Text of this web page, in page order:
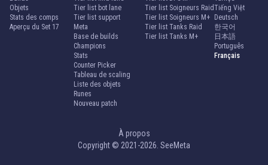
Objets
Stats des comps
Aperçu du Set 17
Tier list bot lane
Tier list support
Meta
Base de builds
Champions
Stats
Counter Picker
Tableau de scaling
Liste des objets
Runes
Nouveau patch
Tier list Soigneurs Raid
Tier list Soigneurs M+
Tier list Tanks Raid
Tier list Tanks M+
Tiếng Việt
Deutsch
한국어
日本語
Português
Français
À propos
Copyright © 2021-2026. SeeMeta